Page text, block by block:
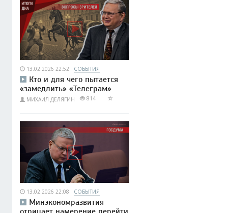
13.02.2026 22:52 СОБЫТИЯ
Кто и для чего пытается
«замедлить» «Телеграм»
МИХАИЛ ДЕЛЯГИН 814
13.02.2026 22:08 СОБЫТИЯ
Минэкономразвития